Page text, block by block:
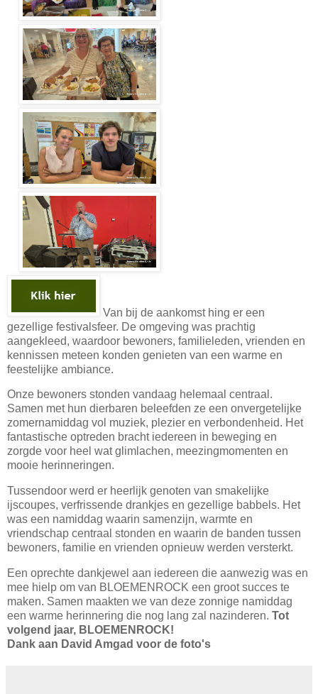
Van bij de aankomst hing er een
gezellige festivalsfeer. De omgeving was prachtig
aangekleed, waardoor bewoners, familieleden, vrienden en
kennissen meteen konden genieten van een warme en
feestelijke ambiance.
Onze bewoners stonden vandaag helemaal centraal.
Samen met hun dierbaren beleefden ze een onvergetelijke
zomernamiddag vol muziek, plezier en verbondenheid. Het
fantastische optreden bracht iedereen in beweging en
zorgde voor heel wat glimlachen, meezingmomenten en
mooie herinneringen.
Tussendoor werd er heerlijk genoten van smakelijke
ijscoupes, verfrissende drankjes en gezellige babbels. Het
was een namiddag waarin samenzijn, warmte en
vriendschap centraal stonden en waarin de banden tussen
bewoners, familie en vrienden opnieuw werden versterkt.
Een oprechte dankjewel aan iedereen die aanwezig was en
mee hielp om van BLOEMENROCK een groot succes te
maken. Samen maakten we van deze zonnige namiddag
een warme herinnering die nog lang zal nazinderen. Tot
volgend jaar, BLOEMENROCK!
Dank aan David Amgad voor de foto's